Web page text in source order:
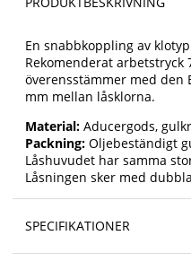
En snabbkoppling av
Rekomenderat arbetstryck
överensstämmer med den
mm mellan låsklorna.
Material: Aducergods,
Packning: Oljebeständigt
Låshuvudet har samma
Låsningen sker med
SPECIFIKATIONER